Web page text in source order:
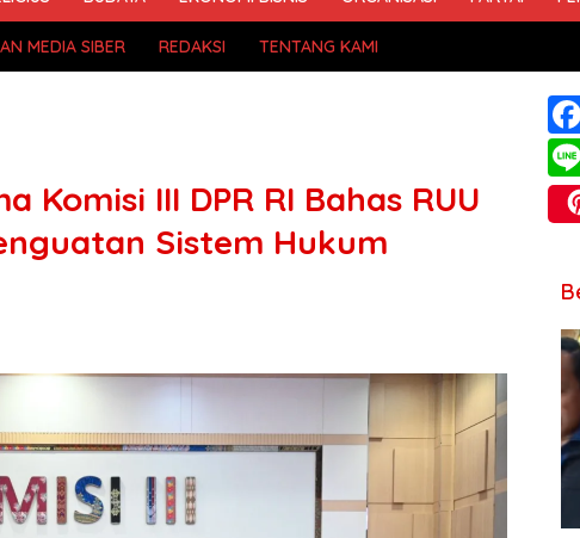
MEDIA SIBER REDAKSI TENTANG KAMI
Komisi III DPR RI Bahas RUU
Sistem Hukum